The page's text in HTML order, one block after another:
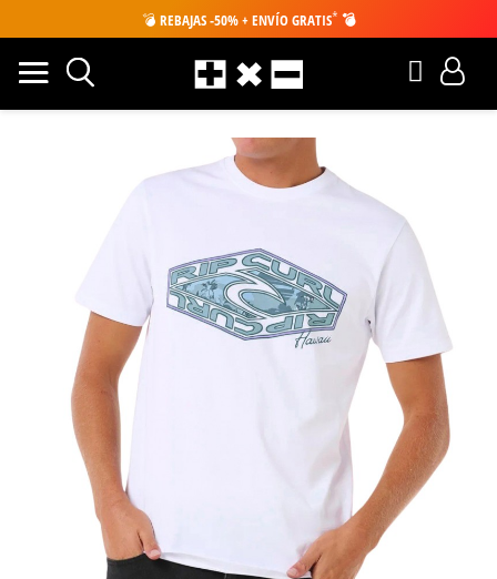
💣 REBAJAS -50% + ENVÍO GRATIS* 💣